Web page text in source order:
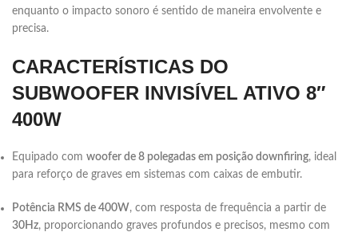
enquanto o impacto sonoro é sentido de maneira envolvente e
precisa.
CARACTERÍSTICAS DO
SUBWOOFER INVISÍVEL ATIVO 8″
400W
Equipado com woofer de 8 polegadas em posição downfiring, ideal
para reforço de graves em sistemas com caixas de embutir.
Potência RMS de 400W, com resposta de frequência a partir de
30Hz, proporcionando graves profundos e precisos, mesmo com